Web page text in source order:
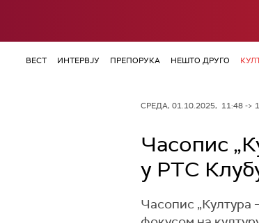
ВЕСТ ИНТЕРВЈУ ПРЕПОРУКА НЕШТО ДРУГО
СРЕДА, 01.10.2025, 11:48 ->
Часопис
у РТС
Часопис „Култура